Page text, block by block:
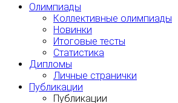
Олимпиады
Коллективные олимпиады
Новинки
Итоговые тесты
Статистика
Дипломы
Личные странички
Публикации
Публикации